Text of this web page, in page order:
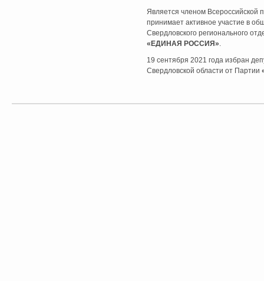
Является членом Всероссийской
принимает активное участие в
Свердловского регионального
«ЕДИНАЯ РОССИЯ».
19 сентября 2021 года избран
Свердловской области от Партии